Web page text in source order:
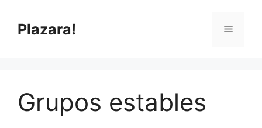
contenido
Plazara! Menú
Grupos estables